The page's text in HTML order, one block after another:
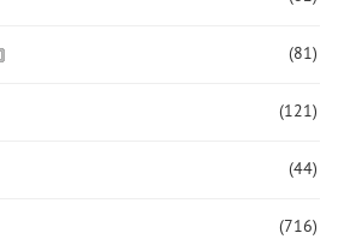
(81)
(121)
(44)
(716)